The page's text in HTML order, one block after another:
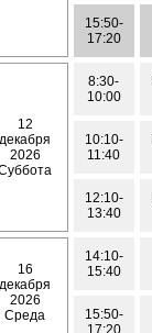
15:50-
17:20
12
декабря
2026
8:30-
10:00
10:10-
11:40
12:10-
13:40
16
декабря
2026
Среда
14:10-
15:40
15:50-